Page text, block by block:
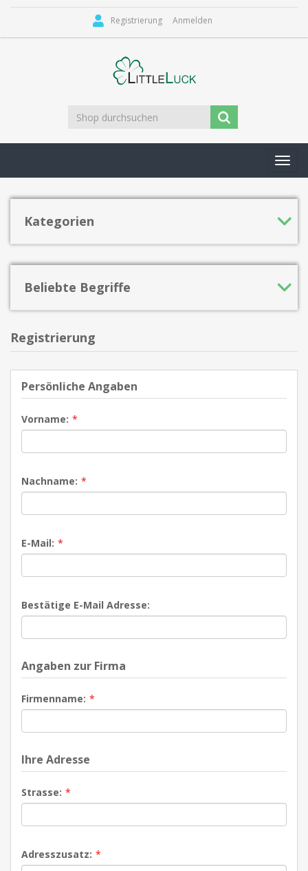
Registrierung Anmelden
Kategorien
Beliebte Begriffe
Registrierung
Persönliche Angaben
Vorname: *
Nachname: *
E-Mail: *
Bestätige E-Mail Adresse:
Angaben zur Firma
Firmenname: *
Ihre Adresse
Strasse: *
Adresszusatz: *